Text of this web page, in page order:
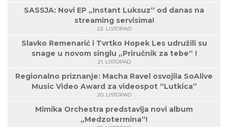
SASSJA: Novi EP „Instant Luksuz“ od danas na
streaming servisima!
22. LISTOPAD
Slavko Remenarić i Tvrtko Hopek Les udružili su
snage u novom singlu „Priručnik za tebe“ !
21. LISTOPAD
Regionalno priznanje: Macha Ravel osvojila SoAlive
Music Video Award za videospot “Lutkica”
20. LISTOPAD
Mimika Orchestra predstavlja novi album
„Medzotermina“!